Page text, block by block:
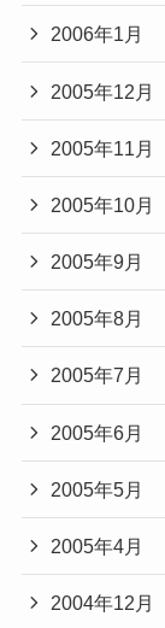
2006年1月
2005年12月
2005年11月
2005年10月
2005年9月
2005年8月
2005年7月
2005年6月
2005年5月
2005年4月
2004年12月